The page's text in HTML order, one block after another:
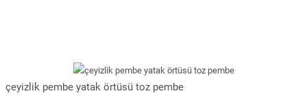
çeyizlik pembe yatak örtüsü toz pembe